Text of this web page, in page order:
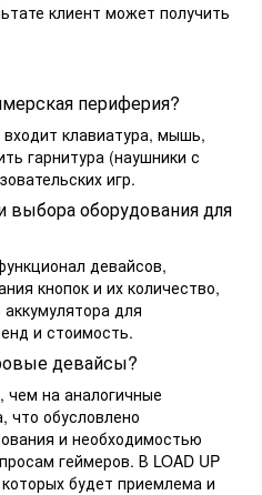
клиент может получить
периферия?
клавиатура, мышь,
гарнитура (наушники с
игр.
выбора оборудования для
девайсов,
кнопок и их количество,
для
и стоимость.
девайсы?
чем на аналогичные
что обусловлено
и необходимостью
геймеров. В LOAD UP
будет приемлема и